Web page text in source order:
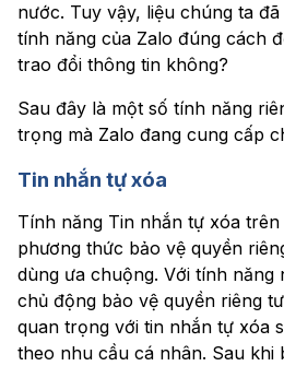
nước. Tuy vậy, liệu chúng ta
tính năng của Zalo đúng cách
trao đổi thông tin không?
Sau đây là một số tính năng
trọng mà Zalo đang cung cấp
Tin nhắn tự xóa
Tính năng Tin nhắn tự xóa
phương thức bảo vệ quyền
dùng ưa chuộng. Với tính năng
chủ động bảo vệ quyền riêng
quan trọng với tin nhắn tự xóa
theo nhu cầu cá nhân. Sau khi